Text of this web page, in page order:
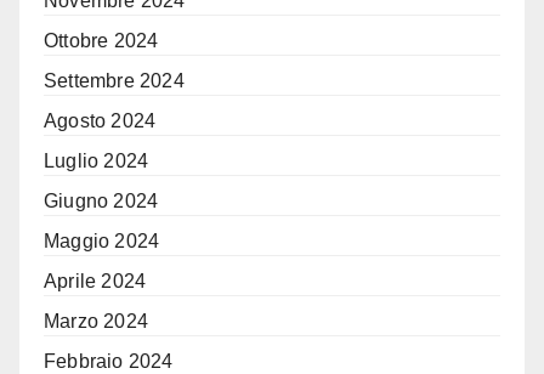
Ottobre 2024
Settembre 2024
Agosto 2024
Luglio 2024
Giugno 2024
Maggio 2024
Aprile 2024
Marzo 2024
Febbraio 2024